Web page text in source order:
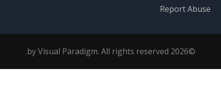
Report Abuse
©2026 by Visual Paradigm. All rights reserved.